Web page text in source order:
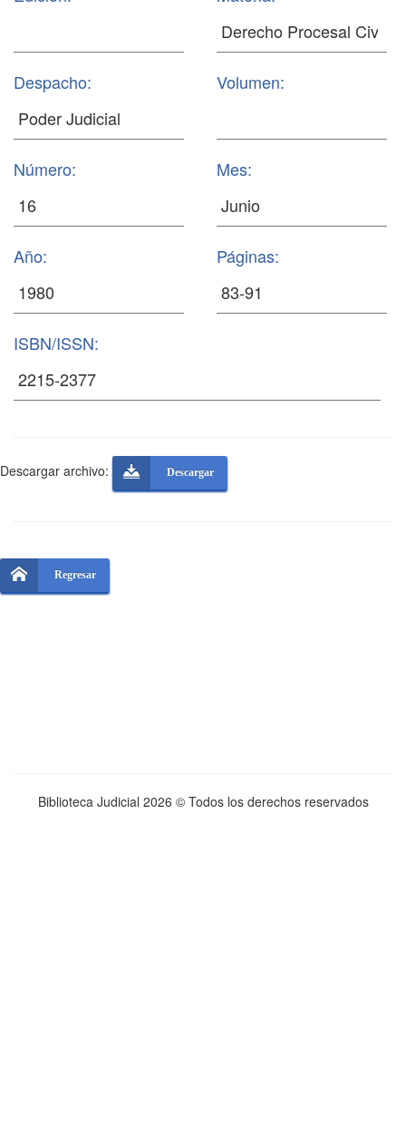
Despacho: Volumen:
Número: Mes:
Año: Páginas:
ISBN/ISSN:
Descargar archivo: Descargar
Regresar
Biblioteca Judicial 2026 © Todos los derechos reservados